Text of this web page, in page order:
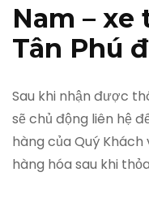
Nam –
Tân Phú
Sau khi nhận được
sẽ chủ động liên hệ
hàng của Quý
hàng hóa sau khi